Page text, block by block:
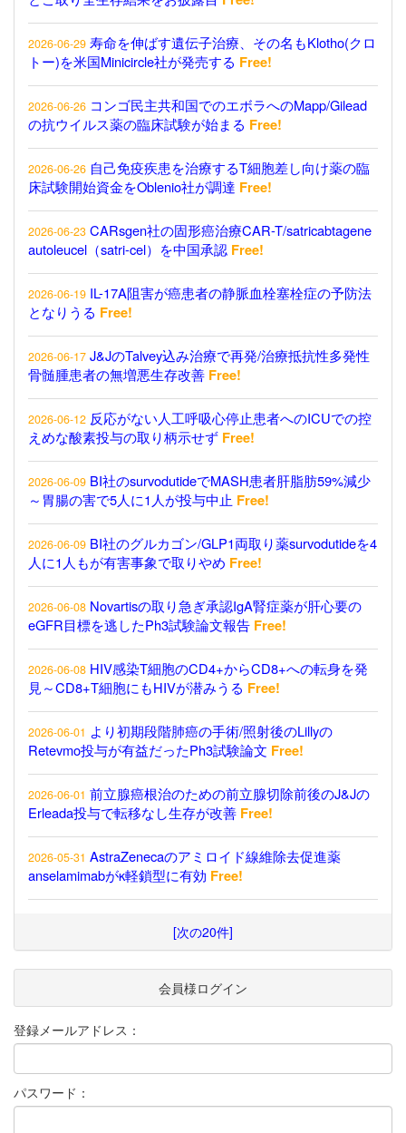
2026-06-29 寿命を伸ばす遺伝子治療、その名もKlotho(クロ
トー)を米国Minicircle社が発売する Free!
2026-06-26 コンゴ民主共和国でのエボラへのMapp/Gilead
の抗ウイルス薬の臨床試験が始まる Free!
2026-06-26 自己免疫疾患を治療するT細胞差し向け薬の臨
床試験開始資金をOblenio社が調達 Free!
2026-06-23 CARsgen社の固形癌治療CAR-T/satricabtagene
autoleucel（satri-cel）を中国承認 Free!
2026-06-19 IL-17A阻害が癌患者の静脈血栓塞栓症の予防法
となりうる Free!
2026-06-17 J&JのTalvey込み治療で再発/治療抵抗性多発性
骨髄腫患者の無増悪生存改善 Free!
2026-06-12 反応がない人工呼吸心停止患者へのICUでの控
えめな酸素投与の取り柄示せず Free!
2026-06-09 BI社のsurvodutideでMASH患者肝脂肪59%減少
～胃腸の害で5人に1人が投与中止 Free!
2026-06-09 BI社のグルカゴン/GLP1両取り薬survodutideを4
人に1人もが有害事象で取りやめ Free!
2026-06-08 Novartisの取り急ぎ承認IgA腎症薬が肝心要の
eGFR目標を逃したPh3試験論文報告 Free!
2026-06-08 HIV感染T細胞のCD4+からCD8+への転身を発
見～CD8+T細胞にもHIVが潜みうる Free!
2026-06-01 より初期段階肺癌の手術/照射後のLillyの
Retevmo投与が有益だったPh3試験論文 Free!
2026-06-01 前立腺癌根治のための前立腺切除前後のJ&Jの
Erleada投与で転移なし生存が改善 Free!
2026-05-31 AstraZenecaのアミロイド線維除去促進薬
anselamimabがκ軽鎖型に有効 Free!
[次の20件]
会員様ログイン
登録メールアドレス：
パスワード：